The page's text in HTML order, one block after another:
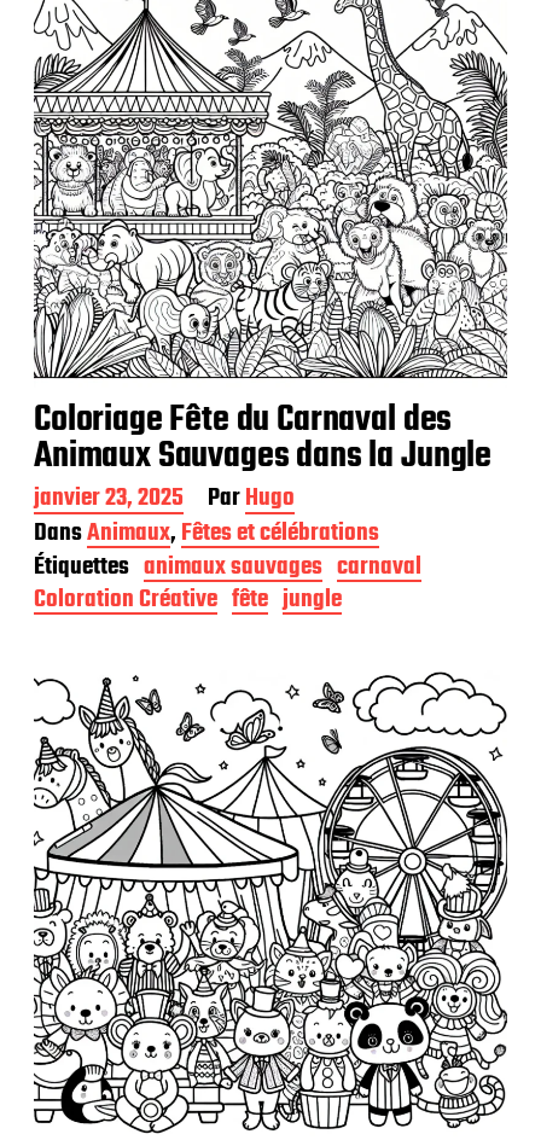
Coloriage Fête du Carnaval des
Animaux Sauvages dans la Jungle
D
a
t
e
d
e
u
b
l
c
a
t
i
o
n
janvier 23, 2025 ParHugo
DansAnimaux,Fêtes et célébrations
Étiquettes animaux sauvages carnaval
Coloration Créative fête jungle